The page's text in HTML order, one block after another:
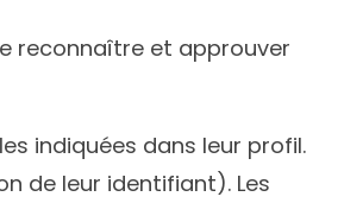
reconnaître et approuver
indiquées dans leur profil.
de leur identifiant). Les